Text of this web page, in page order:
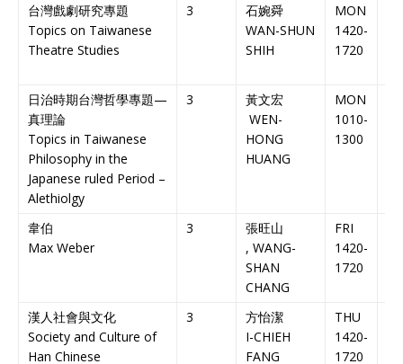
台灣戲劇研究專題
Topics on Taiwanese
Theatre Studies
3
石婉舜
WAN-SHUN
SHIH
MON
1420-
1720
日治時期台灣哲學專題—
真理論
Topics in Taiwanese
Philosophy in the
Japanese ruled Period –
Alethiolgy
3
黃文宏
WEN-
HONG
HUANG
MON
1010-
1300
韋伯
Max Weber
3
張旺山
, WANG-
SHAN
CHANG
FRI
1420-
1720
漢人社會與文化
Society and Culture of
Han Chinese
3
方怡潔
I-CHIEH
FANG
THU
1420-
1720